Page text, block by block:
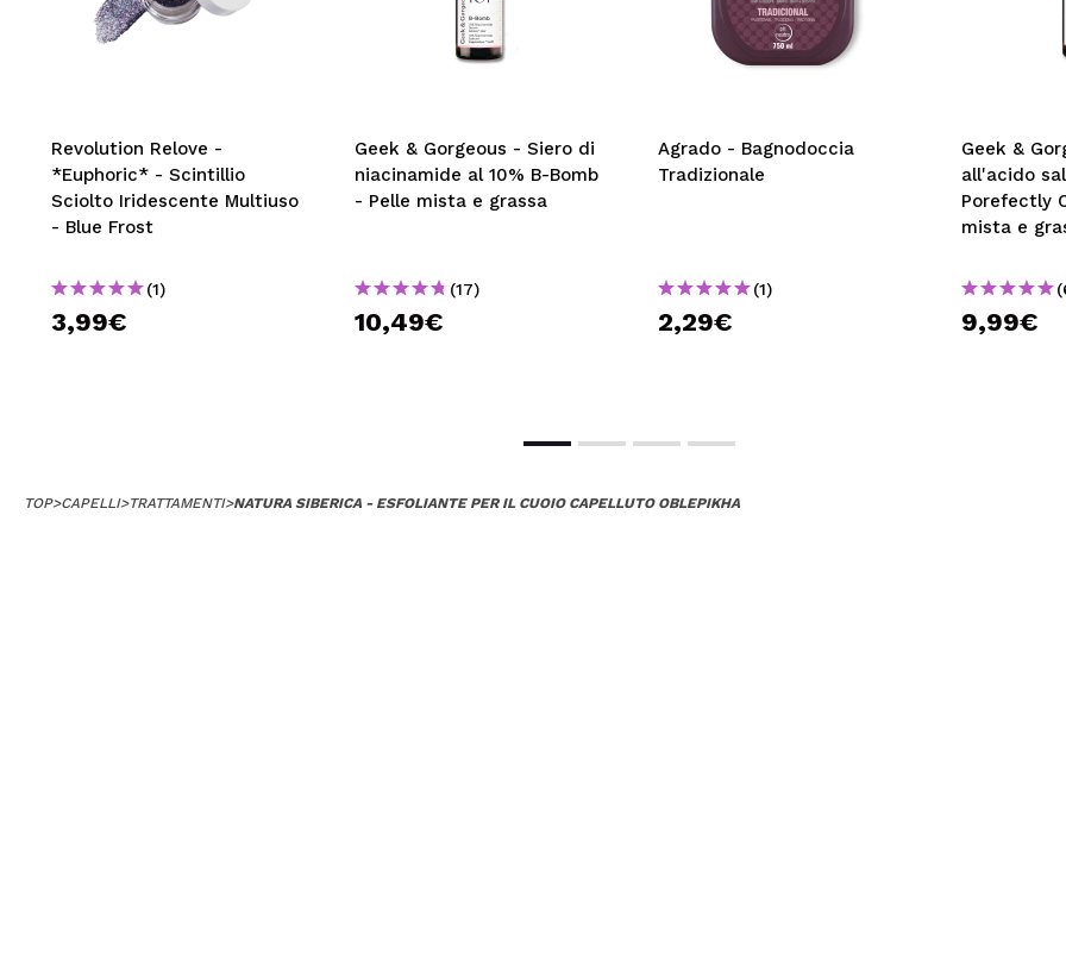
Revolution Relove -
*Euphoric* - Scintillio
Sciolto Iridescente Multiuso
- Blue Frost
(1)
3,99€
Geek & Gorgeous - Siero di
niacinamide al 10% B-Bomb
- Pelle mista e grassa
(17)
10,49€
Agrado - Bagnodoccia
Tradizionale
(1)
2,29€
Geek &
all'acido
Porefectly
mista e
9,99€
TOP>CAPELLI>TRATTAMENTI>NATURA SIBERICA - ESFOLIANTE PER IL CUOIO CAPELLUTO OBLEPIKHA